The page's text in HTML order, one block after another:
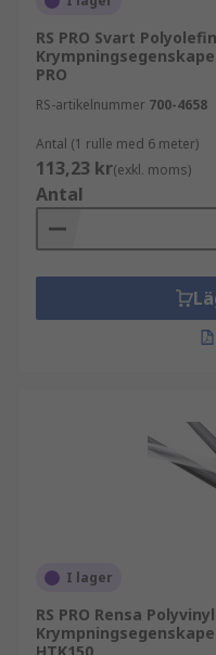
RS PRO Svart
PRO
RS-artikelnummer 700-4658
Antal (1 rulle med 6 meter)
113,23 kr(exkl. moms)
Antal
I lager
RS PRO Rensa